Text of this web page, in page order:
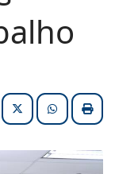
X (formerly